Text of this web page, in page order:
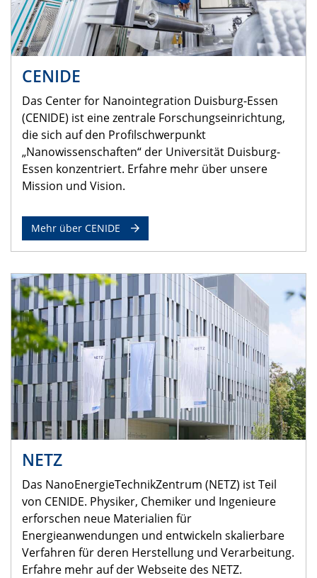
CENIDE
Das Center for Nanointegration Duisburg-Essen
(CENIDE) ist eine zentrale Forschungseinrichtung,
die sich auf den Profilschwerpunkt
„Nanowissenschaften“ der Universität Duisburg-
Essen konzentriert. Erfahre mehr über unsere
Mission und Vision.
Mehr über CENIDE
NETZ
Das NanoEnergieTechnikZentrum (NETZ) ist Teil
von CENIDE. Physiker, Chemiker und Ingenieure
erforschen neue Materialien für
Energieanwendungen und entwickeln skalierbare
Verfahren für deren Herstellung und Verarbeitung.
Erfahre mehr auf der Webseite des NETZ.